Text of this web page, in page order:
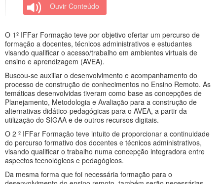
Ouvir Conteúdo
O 1º IFFar Formação teve por objetivo ofertar um percurso de
formação a docentes, técnicos administrativos e estudantes
visando qualificar o acesso/trabalho em ambientes virtuais de
ensino e aprendizagem (AVEA).
Buscou-se auxiliar o desenvolvimento e acompanhamento do
processo de construção de conhecimentos no Ensino Remoto. As
temáticas desenvolvidas tiveram como base as concepções de
Planejamento, Metodologia e Avaliação para a construção de
alternativas didático-pedagógicas para o AVEA, a partir da
utilização do SIGAA e de outros recursos digitais.
O 2 º IFFar Formação teve intuito de proporcionar a continuidade
do percurso formativo dos docentes e técnicos administrativos,
visando qualificar o trabalho numa concepção integradora entre
aspectos tecnológicos e pedagógicos.
Da mesma forma que foi necessária formação para o